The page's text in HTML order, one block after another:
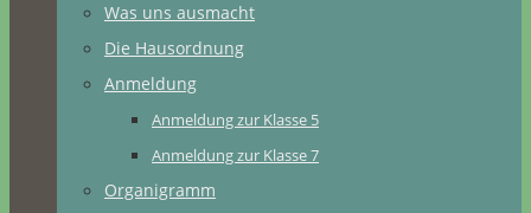
Was uns ausmacht
Die Hausordnung
Anmeldung
Anmeldung zur Klasse 5
Anmeldung zur Klasse 7
Organigramm